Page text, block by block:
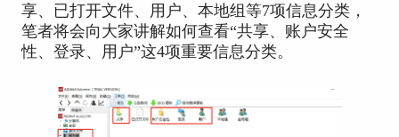
享、已打开文件、用户、本地组等7项信息分类，
笔者将会向大家讲解如何查看“共享、账户安全
性、登录、用户”这4项重要信息分类。